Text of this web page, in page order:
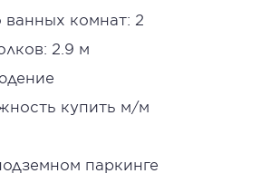
ванных комнат: 2
2.9 м
купить м/м
паркинге